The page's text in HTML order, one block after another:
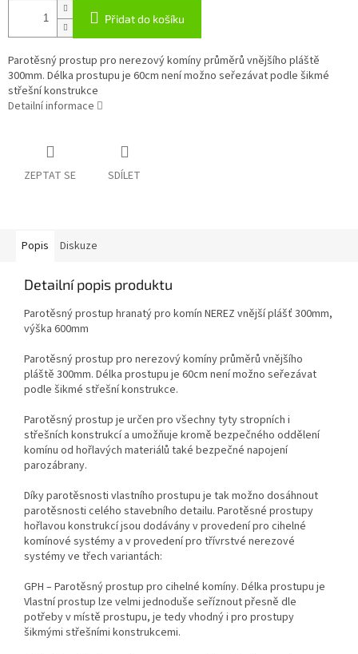
Přidat do košíku
Parotěsný prostup pro nerezový komíny průměrů vnějšího pláště
300mm. Délka prostupu je 60cm není možno seřezávat podle šikmé
střešní konstrukce
Detailní informace
ZEPTAT SE SDÍLET
Popis Diskuze
Detailní popis produktu
Parotěsný prostup hranatý pro komín NEREZ vnější plášť 300mm,
výška 600mm
Parotěsný prostup pro nerezový komíny průměrů vnějšího
pláště 300mm. Délka prostupu je 60cm není možno seřezávat
podle šikmé střešní konstrukce.
Parotěsný prostup je určen pro všechny tyty stropních i
střešních konstrukcí a umožňuje kromě bezpečného oddělení
komínu od hořlavých materiálů také bezpečné napojení
parozábrany.
Díky parotěsnosti vlastního prostupu je tak možno dosáhnout
parotěsnosti celého stavebního detailu. Parotěsné prostupy
hořlavou konstrukcí jsou dodávány v provedení pro cihelné
komínové systémy a v provedení pro třívrstvé nerezové
systémy ve třech variantách:
GPH – Parotěsný prostup pro cihelné komíny. Délka prostupu je
Vlastní prostup lze velmi jednoduše seříznout přesně dle
potřeby v místě prostupu, je tedy vhodný i pro prostupy
šikmými střešními konstrukcemi.